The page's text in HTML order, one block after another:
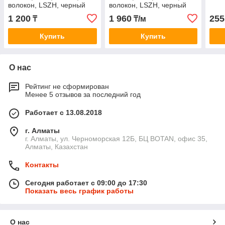
волокон, LSZH, черный
1 200 ₸
Купить
волокон, LSZH, черный
1 960₸/м
Купить
255
О нас
Рейтинг не сформирован
Менее 5 отзывов за последний год
Работает с 13.08.2018
г. Алматы
г. Алматы, ул. Черноморская 12Б, БЦ BOTAN, офис 35,
Алматы, Казахстан
Контакты
Сегодня работает с 09:00 до 17:30
Показать весь график работы
О нас